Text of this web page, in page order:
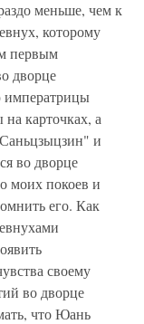
меньше, чем к
которому
первым
дворце
карточках, а
и
во дворце
моих покоев и
его. Как
своему
во дворце
что Юань